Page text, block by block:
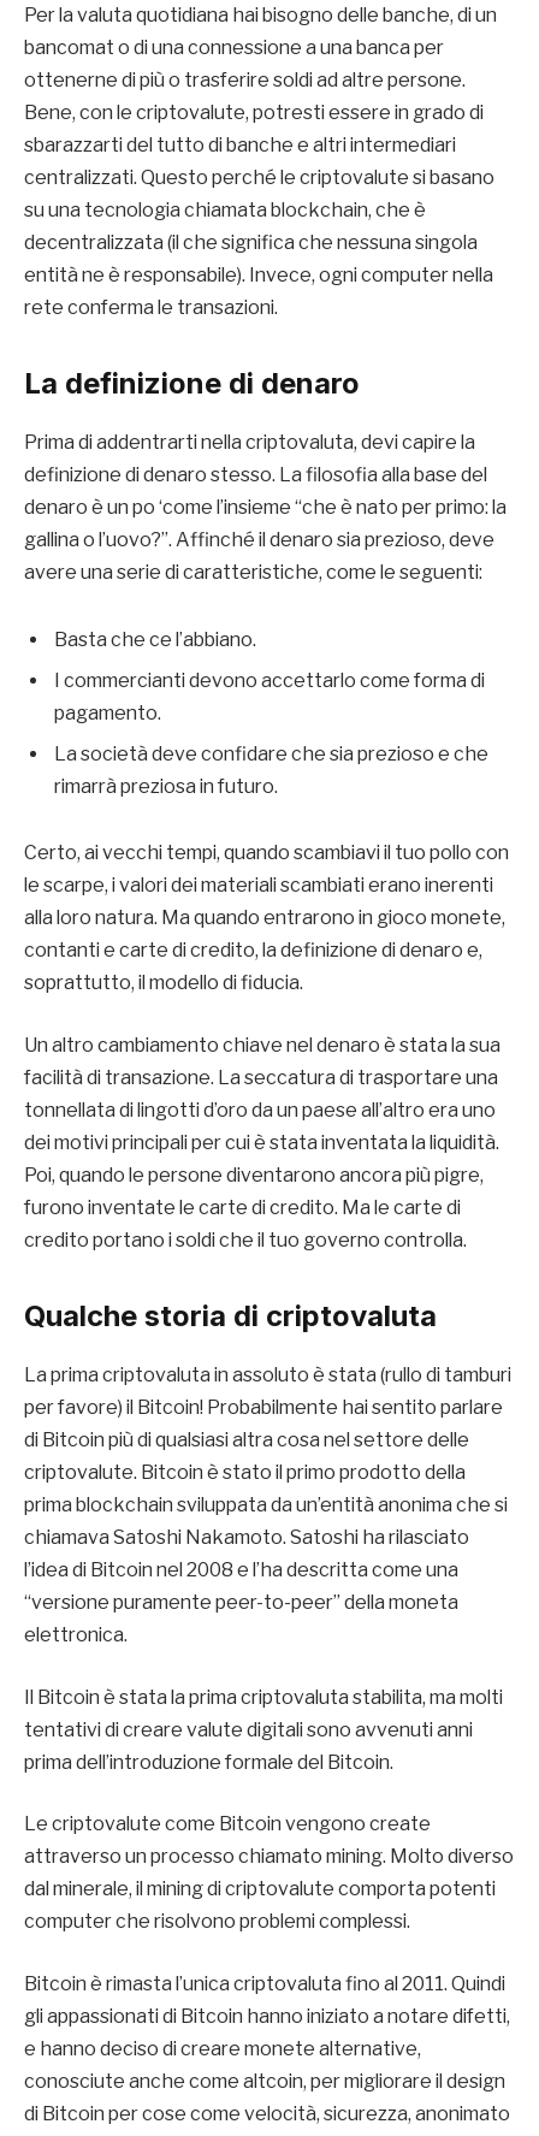
Per la valuta quotidiana hai bisogno delle banche, di un
bancomat o di una connessione a una banca per
ottenerne di più o trasferire soldi ad altre persone.
Bene, con le criptovalute, potresti essere in grado di
sbarazzarti del tutto di banche e altri intermediari
centralizzati. Questo perché le criptovalute si basano
su una tecnologia chiamata blockchain, che è
decentralizzata (il che significa che nessuna singola
entità ne è responsabile). Invece, ogni computer nella
rete conferma le transazioni.
La definizione di denaro
Prima di addentrarti nella criptovaluta, devi capire la
definizione di denaro stesso. La filosofia alla base del
denaro è un po ‘come l’insieme “che è nato per primo: la
gallina o l’uovo?”. Affinché il denaro sia prezioso, deve
avere una serie di caratteristiche, come le seguenti:
Basta che ce l’abbiano.
I commercianti devono accettarlo come forma di
pagamento.
La società deve confidare che sia prezioso e che
rimarrà preziosa in futuro.
Certo, ai vecchi tempi, quando scambiavi il tuo pollo con
le scarpe, i valori dei materiali scambiati erano inerenti
alla loro natura. Ma quando entrarono in gioco monete,
contanti e carte di credito, la definizione di denaro e,
soprattutto, il modello di fiducia.
Un altro cambiamento chiave nel denaro è stata la sua
facilità di transazione. La seccatura di trasportare una
tonnellata di lingotti d’oro da un paese all’altro era uno
dei motivi principali per cui è stata inventata la liquidità.
Poi, quando le persone diventarono ancora più pigre,
furono inventate le carte di credito. Ma le carte di
credito portano i soldi che il tuo governo controlla.
Qualche storia di criptovaluta
La prima criptovaluta in assoluto è stata (rullo di tamburi
per favore) il Bitcoin! Probabilmente hai sentito parlare
di Bitcoin più di qualsiasi altra cosa nel settore delle
criptovalute. Bitcoin è stato il primo prodotto della
prima blockchain sviluppata da un’entità anonima che si
chiamava Satoshi Nakamoto. Satoshi ha rilasciato
l’idea di Bitcoin nel 2008 e l’ha descritta come una
“versione puramente peer-to-peer” della moneta
elettronica.
Il Bitcoin è stata la prima criptovaluta stabilita, ma molti
tentativi di creare valute digitali sono avvenuti anni
prima dell’introduzione formale del Bitcoin.
Le criptovalute come Bitcoin vengono create
attraverso un processo chiamato mining. Molto diverso
dal minerale, il mining di criptovalute comporta potenti
computer che risolvono problemi complessi.
Bitcoin è rimasta l’unica criptovaluta fino al 2011. Quindi
gli appassionati di Bitcoin hanno iniziato a notare difetti,
e hanno deciso di creare monete alternative,
conosciute anche come altcoin, per migliorare il design
di Bitcoin per cose come velocità, sicurezza, anonimato